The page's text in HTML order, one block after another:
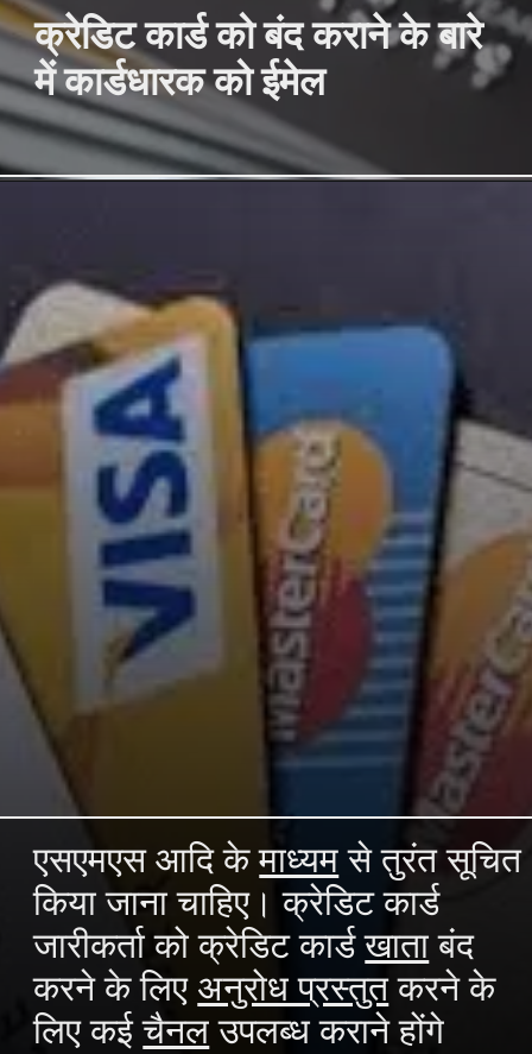
क्रेडिट कार्ड को बंद कराने के बारे
में कार्डधारक को ईमेल
एसएमएस आदि केमाध्यम से तुरंत सूचित
किया जाना चाहिए। क्रेडिट कार्ड
जारीकर्ता को क्रेडिट कार्डखाता बंद
करने के लिए अनुरोध प्रस्तुतकरने के
लिए कईचैनल उपलब्ध कराने होंगे